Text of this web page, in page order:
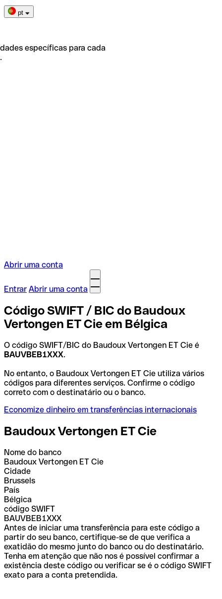
pt
específicas para cada
Abrir uma conta
Entrar Abrir uma conta
Código SWIFT / BIC do Baudoux
Vertongen ET Cie em Bélgica
O código SWIFT/BIC do Baudoux Vertongen ET Cie é
BAUVBEB1XXX.
No entanto, o Baudoux Vertongen ET Cie utiliza vários
códigos para diferentes serviços. Confirme o código
correto com o destinatário ou o banco.
Economize dinheiro em transferências internacionais
Baudoux Vertongen ET Cie
Nome do banco
Baudoux Vertongen ET Cie
Cidade
Brussels
País
Bélgica
código SWIFT
BAUVBEB1XXX
Antes de iniciar uma transferência para este código a
partir do seu banco, certifique-se de que verifica a
exatidão do mesmo junto do banco ou do destinatário.
Tenha em atenção que não nos é possível confirmar a
existência deste código ou verificar se é o código SWIFT
exato para a conta pretendida.